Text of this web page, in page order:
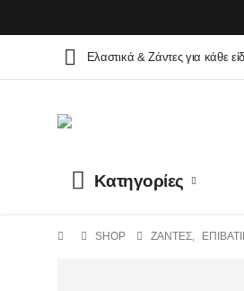
Ελαστικά & Ζάντες για κάθε
Κατηγορίες
SHOP ΖΆΝΤΕΣ,